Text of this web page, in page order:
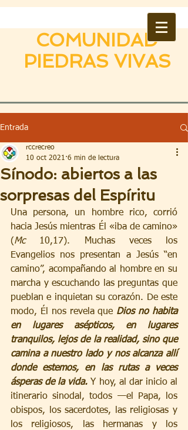
COMUNIDAD
PIEDRAS VIVAS
Entrada
Sínodo: abiertos a las
sorpresas del Espíritu
rccrecreo
10 oct 2021 6 min de lectura
Una persona, un hombre rico, corrió
hacia Jesús mientras Él «iba de camino»
(Mc 10,17). Muchas veces los
Evangelios nos presentan a Jesús “en
camino”, acompañando al hombre en su
marcha y escuchando las preguntas que
pueblan e inquietan su corazón. De este
modo, Él nos revela que Dios no habita
en lugares asépticos, en lugares
tranquilos, lejos de la realidad, sino que
camina a nuestro lado y nos alcanza allí
donde estemos, en las rutas a veces
ásperas de la vida. Y hoy, al dar inicio al
itinerario sinodal, todos —el Papa, los
obispos, los sacerdotes, las religiosas y
los religiosos, las hermanas y los